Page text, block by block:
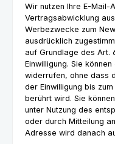
Wir nutzen Ihre E-Mail-
Vertragsabwicklung
Werbezwecke zum
ausdrücklich
auf Grundlage des Art.
Einwilligung. Sie
widerrufen, ohne dass
der Einwilligung bis
berührt wird. Sie
unter Nutzung des
oder durch Mitteilung
Adresse wird danach